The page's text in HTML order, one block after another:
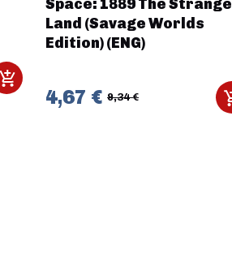
Space: 1889 The Strange
Land (Savage Worlds
Edition) (ENG)
4,67 € 9,34 €